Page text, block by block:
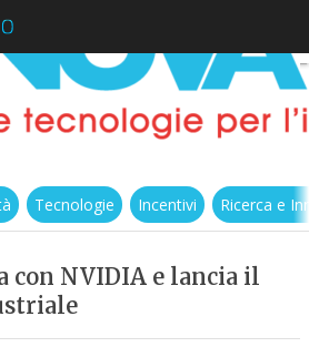
Tecnologie Incentivi Ricerca e
con NVIDIA e lancia il